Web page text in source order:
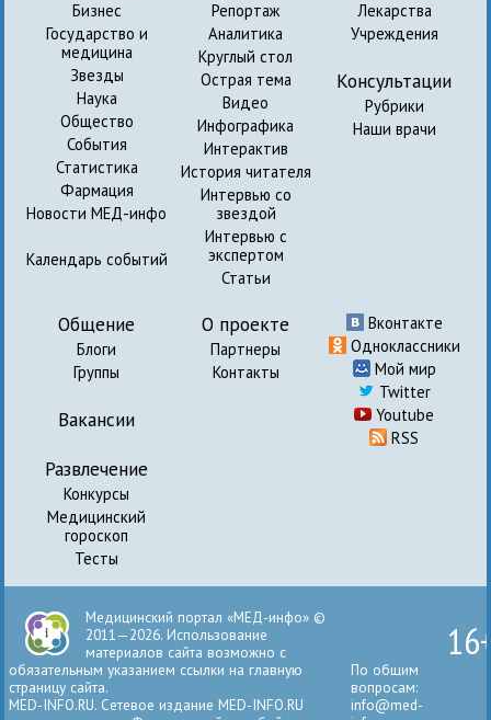
Бизнес
Государство и
медицина
Звезды
Наука
Общество
События
Статистика
Фармация
Новости МЕД-инфо
Календарь событий
Репортаж
Аналитика
Круглый стол
Острая тема
Видео
Инфографика
Интерактив
История читателя
Интервью со
звездой
Интервью с
экспертом
Статьи
Лекарства
Учреждения
Консультации
Рубрики
Наши врачи
Общение
Блоги
Группы
Вакансии
Развлечение
Конкурсы
Медицинский
гороскоп
Тесты
О проекте
Партнеры
Контакты
Вконтакте
Одноклассники
Мой мир
Twitter
Youtube
RSS
Медицинский портал «МЕД-инфо» ©
2011—2026. Использование
материалов сайта возможно с
обязательным указанием ссылки на главную
страницу сайта.
MED-INFO.RU. Сетевое издание MED-INFO.RU
По общим
вопросам:
info@med-